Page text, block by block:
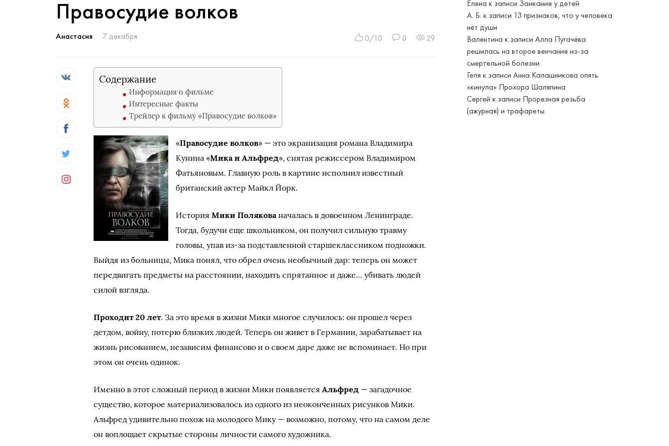
Елена к записи Заикание у детей
А. Б. к записи 13 признаков, что у человека
нет души
Валентина к записиАлла Пугачёва
решилась на второе венчание из-за
смертельной болезни
Геля к записиАнна Калашникова опять
«кинула» Прохора Шаляпина
Сергей к записи Прорезная резьба
(ажурная) и трафареты
Правосудие волков
Анастасия 7 декабря 0/10 0 29
Содержание
Информация о фильме
Интересные факты
Трейлер к фильму «Правосудие волков»
«Правосудие волков» — это экранизация романа Владимира
Кунина «Мика и Альфред», снятая режиссером Владимиром
Фатьяновым. Главную роль в картине исполнил известный
британский актер Майкл Йорк.
ИсторияМики Полякованачалась в довоенном Ленинграде.
Тогда, будучи еще школьником, он получил сильную травму
головы, упав из-за подставленной старшеклассником подножки.
Выйдя из больницы, Мика понял, что обрел очень необычный дар: теперь он может
передвигать предметы на расстоянии, находить спрятанное и даже… убивать людей
силой взгляда.
Проходит 20 лет. За это время в жизни Мики многое случилось: он прошел через
детдом, войну, потерю близких людей. Теперь он живет в Германии, зарабатывает на
жизнь рисованием, независим финансово и о своем даре даже не вспоминает. Но при
этом он очень одинок.
Именно в этот сложный период в жизни Мики появляетсяАльфред — загадочное
существо, которое материализовалось из одного из неоконченных рисунков Мики.
Альфред удивительно похож на молодого Мику — возможно, потому, что на самом деле
он воплощает скрытые стороны личности самого художника.